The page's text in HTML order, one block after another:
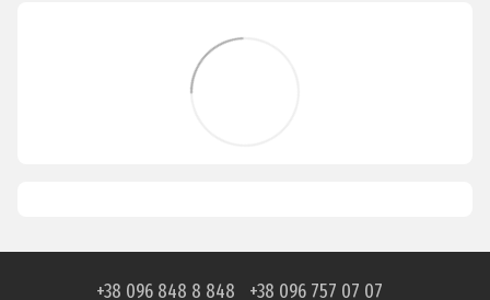
+38 096 848 8 848 +38 096 757 07 07